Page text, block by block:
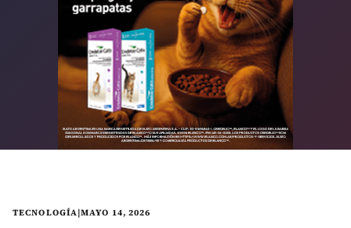
TECNOLOGÍA|MAYO 14, 2026